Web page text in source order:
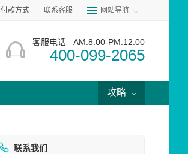
付款方式 联系客服 网站导航
客服电话 AM:8:00-PM:12:00
400-099-2065
攻略
联系我们